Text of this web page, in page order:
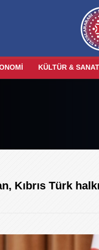
KÜLTÜR & SANAT
Kıbrıs Türk